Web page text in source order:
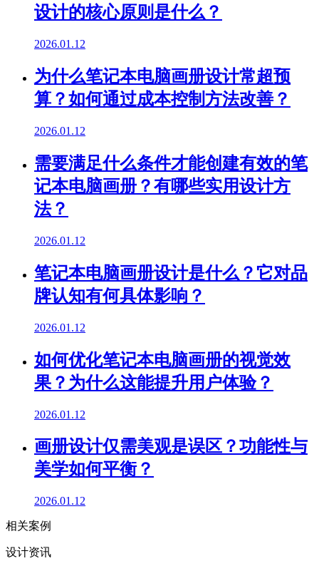
设计的核心原则是什么？
2026.01.12
为什么笔记本电脑画册设计常超预
算？如何通过成本控制方法改善？
2026.01.12
需要满足什么条件才能创建有效的笔
记本电脑画册？有哪些实用设计方
法？
2026.01.12
笔记本电脑画册设计是什么？它对品
牌认知有何具体影响？
2026.01.12
如何优化笔记本电脑画册的视觉效
果？为什么这能提升用户体验？
2026.01.12
画册设计仅需美观是误区？功能性与
美学如何平衡？
2026.01.12
相关案例
设计资讯